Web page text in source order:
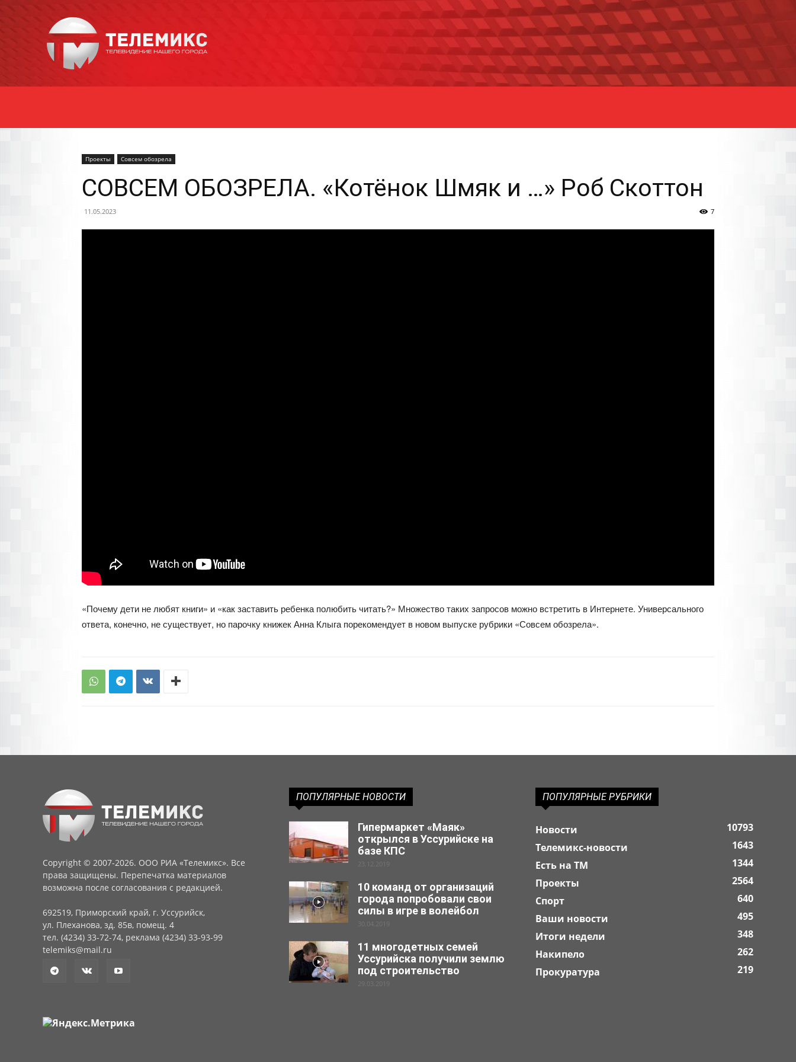
Уссурийска
Проекты Совсем обозрела
СОВСЕМ ОБОЗРЕЛА. «Котёнок Шмяк и …» Роб Скоттон
11.05.2023 7
«Почему дети не любят книги» и «как заставить ребенка полюбить читать?» Множество таких запросов можно встретить в Интернете. Универсального
ответа, конечно, не существует, но парочку книжек Анна Клыга порекомендует в новом выпуске рубрики «Совсем обозрела».
Copyright © 2007-2026. ООО РИА «Телемикс». Все
права защищены. Перепечатка материалов
возможна после согласования с редакцией.
692519, Приморский край, г. Уссурийск,
ул. Плеханова, зд. 85в, помещ. 4
тел. (4234) 33-72-74, реклама (4234) 33-93-99
telemiks@mail.ru
ПОПУЛЯРНЫЕ НОВОСТИ
Гипермаркет «Маяк»
открылся в Уссурийске на
базе КПС
23.12.2019
10 команд от организаций
города попробовали свои
силы в игре в волейбол
30.04.2019
11 многодетных семей
Уссурийска получили землю
под строительство
29.03.2019
ПОПУЛЯРНЫЕ РУБРИКИ
Новости
10793
Телемикс-новости
1643
Есть на ТМ
1344
Проекты
2564
Спорт
640
Ваши новости
495
Итоги недели
348
Накипело
262
Прокуратура
219